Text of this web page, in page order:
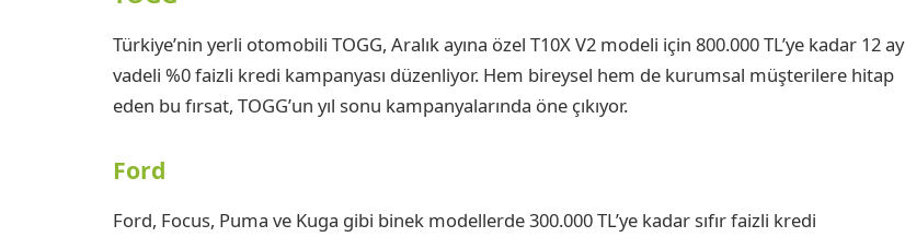
Türkiye’nin yerli otomobili TOGG, Aralık ayına özel T10X V2 modeli için 800.000 TL’ye kadar 12 ay
vadeli %0 faizli kredi kampanyası düzenliyor. Hem bireysel hem de kurumsal müşterilere hitap
eden bu fırsat, TOGG’un yıl sonu kampanyalarında öne çıkıyor.
Ford
Ford, Focus, Puma ve Kuga gibi binek modellerde 300.000 TL’ye kadar sıfır faizli kredi